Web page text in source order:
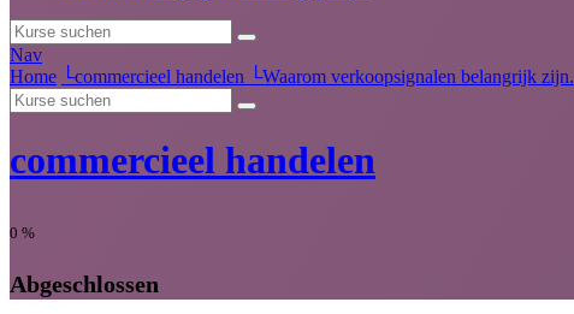
Nav
Home └commercieel handelen └Waarom verkoopsignalen belangrijk zijn.
commercieel handelen
0 %
Abgeschlossen